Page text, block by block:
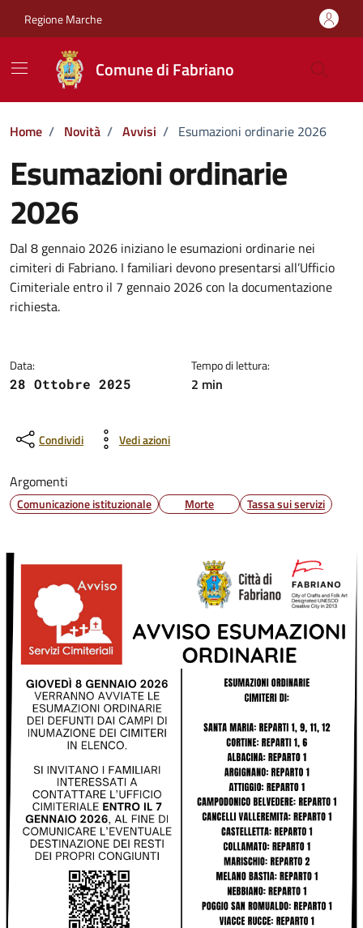
Regione Marche
Comune di Fabriano
Home / Novità / Avvisi / Esumazioni ordinarie 2026
Esumazioni ordinarie
2026
Dettagli della notizia
Dal 8 gennaio 2026 iniziano le esumazioni ordinarie nei
cimiteri di Fabriano. I familiari devono presentarsi all’Ufficio
Cimiteriale entro il 7 gennaio 2026 con la documentazione
richiesta.
Data:
28 Ottobre 2025
Tempo di lettura:
2 min
Condividi Vedi azioni
Argomenti
Comunicazione istituzionale Morte Tassa sui servizi